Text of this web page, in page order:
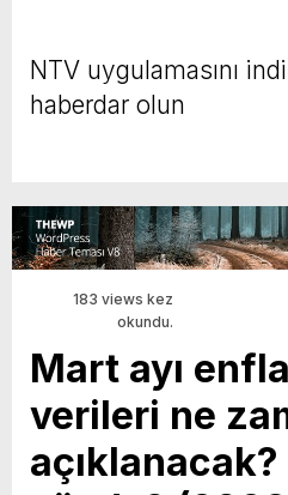
NTV uygulamasını
haberdar olun
183 views kez
okundu.
Mart ayı
verileri ne